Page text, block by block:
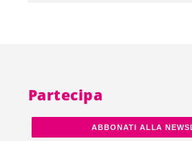
Partecipa
ABBONATI ALLA